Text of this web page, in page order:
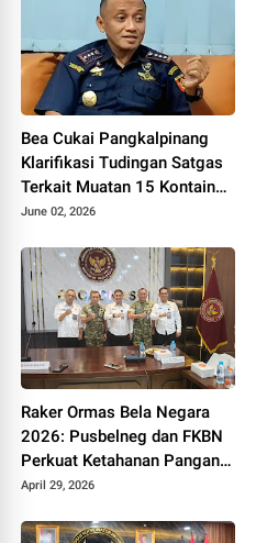
Bea Cukai Pangkalpinang
Klarifikasi Tudingan Satgas
Terkait Muatan 15 Kontainer
PT PMM: Sudah Layak
June 02, 2026
Raker Ormas Bela Negara
2026: Pusbelneg dan FKBN
Perkuat Ketahanan Pangan
Nasional
April 29, 2026